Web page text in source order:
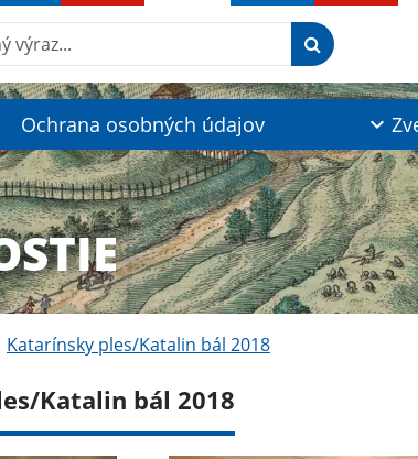
Ochrana osobných údajov
Katarínsky ples/Katalin bál 2018
Katalin bál 2018